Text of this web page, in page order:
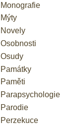
Monografie
Mýty
Novely
Osobnosti
Osudy
Památky
Paměti
Parapsychologie
Parodie
Perzekuce